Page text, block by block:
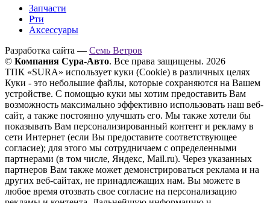
Запчасти
Рти
Аксессуары
Разработка сайта — Семь Ветров
© Компания Сура-Авто. Все права защищены. 2026
ТПК «SURA» использует куки (Cookie) в различных целях
Куки - это небольшие файлы, которые сохраняются на Вашем
устройстве. С помощью куки мы хотим предоставить Вам
возможность максимально эффективно использовать наш веб-
сайт, а также постоянно улучшать его. Мы также хотели бы
показывать Вам персонализированный контент и рекламу в
сети Интернет (если Вы предоставите соответствующее
согласие); для этого мы сотрудничаем с определенными
партнерами (в том числе, Яндекс, Mail.ru). Через указанных
партнеров Вам также может демонстрироваться реклама и на
других веб-сайтах, не принадлежащих нам. Вы можете в
любое время отозвать свое согласие на персонализацию